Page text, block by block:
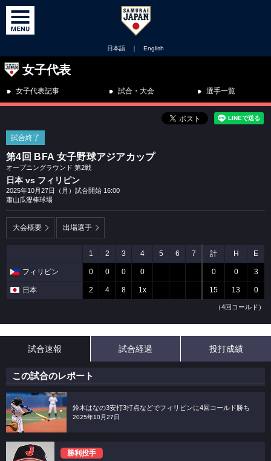
日本語 ｜ English
女子代表
女子代表記事 試合・大会 選手一覧
試合終了
第4回 BFA 女子野球アジアカップ
オープニングラウンド 第2戦
日本 vs フィリピン
2025年10月27日（月）試合開始 16:00
蕭山瓜瀝棒球場
大会概要 出場選手
1 2 3 4 5 6 7 計 H E
フィリピン 0 0 0 0 0 0 3
日本 2 4 8 1x 15 13 0
（4回コールド）
試合速報 試合経過 投打成績
この試合のレポート
鈴木はなの3安打3打点などでフィリピンに4回コールド勝ち
2025年10月27日
勝利投手